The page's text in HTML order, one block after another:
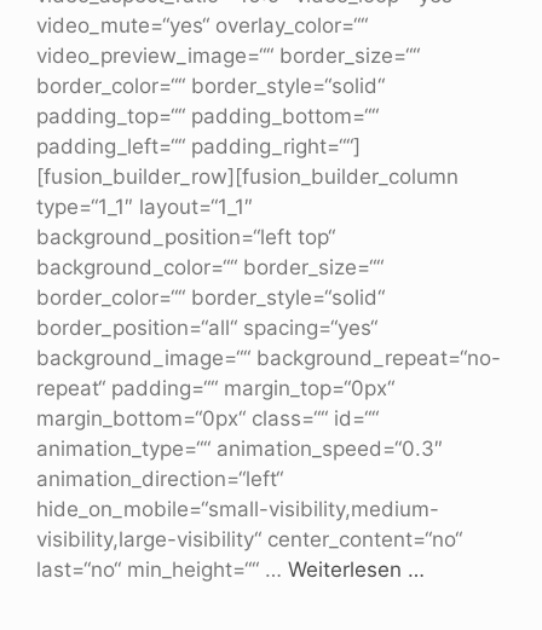
video_mute=“yes“ overlay_color=““
video_preview_image=““ border_size=““
border_color=““ border_style=“solid“
padding_top=““ padding_bottom=““
padding_left=““ padding_right=““]
[fusion_builder_row][fusion_builder_column
type=“1_1″ layout=“1_1″
background_position=“left top“
background_color=““ border_size=““
border_color=““ border_style=“solid“
border_position=“all“ spacing=“yes“
background_image=““ background_repeat=“no-
repeat“ padding=““ margin_top=“0px“
margin_bottom=“0px“ class=““ id=““
animation_type=““ animation_speed=“0.3″
animation_direction=“left“
hide_on_mobile=“small-visibility,medium-
visibility,large-visibility“ center_content=“no“
last=“no“ min_height=““ … Weiterlesen …